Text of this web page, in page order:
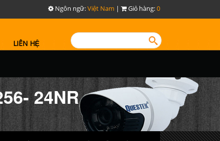
Ngôn ngữ:Việt Nam | Giỏ hàng:0
LIÊN HỆ
24NR